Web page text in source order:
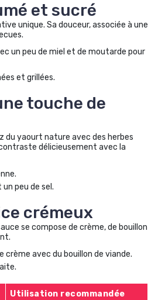
et sucré
unique. Sa douceur, associée à une
un peu de miel et de moutarde pour
et grillées.
touche de
du yaourt nature avec des herbes
délicieusement avec la
peu de sel.
crémeux
se compose de crème, de bouillon
avec du bouillon de viande.
Utilisation recommandée